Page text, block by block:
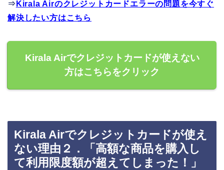
⇒ Kirala Airのクレジットカードエラーの問題を今すぐ
解決したい方はこちら
Kirala Airでクレジットカードが使えない
方はこちらをクリック
Kirala Airでクレジットカードが使え
ない理由２．「高額な商品を購入し
て利用限度額が超えてしまった！」